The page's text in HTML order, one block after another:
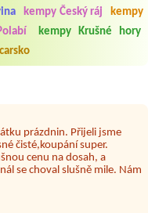
kempy Český ráj
kempy
kempy Krušné hory
Kemp jako takový je pěkný.
papír i utěrky, což při
kempu je obchod a
ale velice zklamalo byl
na pouti- z každého koutu
prázdnin. Přijeli jsme
čisté,koupání super.
cenu na dosah, a
se choval slušně mile. Nám